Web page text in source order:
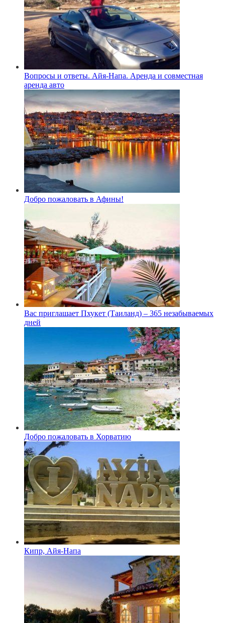
Вопросы и ответы. Айя-Напа. Аренда и совместная
аренда авто
Добро пожаловать в Афины!
Вас приглашает Пхукет (Таиланд) – 365 незабываемых
дней
Добро пожаловать в Хорватию
Кипр, Айя-Напа